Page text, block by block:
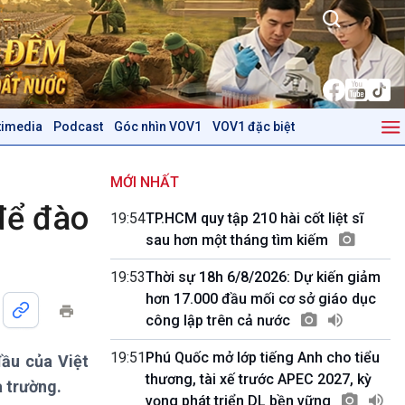
Podcast Góc nhìn VOV1 VOV1 đặc biệt
Trước giờ mở cửa
Dòng chảy Kinh tế
Tuyên chiến với gian lận
thương mại
Mùa vàng
Biển đảo Việt Nam
Tâm tình biên giới và hải
đảo
Tìm hiểu biển, đảo Việt
Nam
Podcast
Góc nhìn VOV1
Bình luận
đào
của Việt
trường.
MỚI NHẤT
19:54TP.HCM quy tập 210 hài cốt liệt sĩ
sau hơn một tháng tìm kiếm
19:53Thời sự 18h 6/8/2026: Dự kiến giảm
hơn 17.000 đầu mối cơ sở giáo dục
công lập trên cả nước
19:51Phú Quốc mở lớp tiếng Anh cho tiểu
thương, tài xế trước APEC 2027, kỳ
vọng phát triển DL bền vững